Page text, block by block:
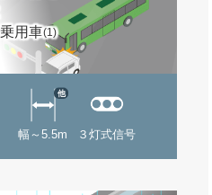
用車(1)
幅～5.5m
他
３灯式信号